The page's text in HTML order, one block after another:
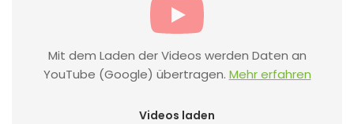
Mit dem Laden der Videos werden Daten an
YouTube (Google) übertragen. Mehr erfahren
Videos laden